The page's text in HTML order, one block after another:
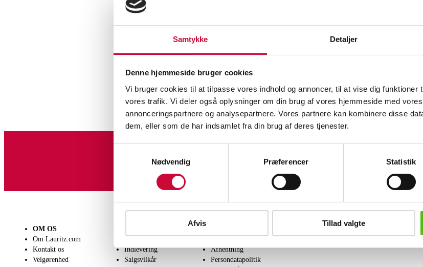
Samtykke Detaljer
Denne hjemmeside bruger cookies
Vi bruger cookies til at tilpasse vores indhold og annoncer, til at vise dig funktioner
vores trafik. Vi deler også oplysninger om din brug af vores hjemmeside med
annonceringspartnere og analysepartnere. Vores partnere kan kombinere disse
dem, eller som de har indsamlet fra din brug af deres tjenester.
Nødvendig
Præferencer Statistik
Afvis Tillad valgte
Urkasse af stål, sort
chronograph /
Der medfølger inder- og
Uret går. Lauritz.com
Tilmeld dig vores nyhedsbrev og modtag nyheder samt tilbud direkte i din email.
OM OS
Om Lauritz.com
Kontakt os
Velgørenhed
Indlevering
Salgsvilkår
Afhentning
Persondatapolitik